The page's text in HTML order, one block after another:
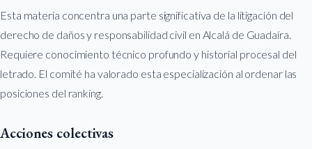
Esta materia concentra una parte significativa de la litigación del
derecho de daños y responsabilidad civil en Alcalá de Guadaíra.
Requiere conocimiento técnico profundo y historial procesal del
letrado. El comité ha valorado esta especialización al ordenar las
posiciones del ranking.
Acciones colectivas